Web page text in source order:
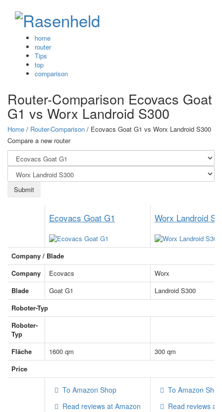
home
router
Tips
top
comparison
Router-Comparison Ecovacs Goat
G1 vs Worx Landroid S300
Home / Router-Comparison / Ecovacs Goat G1 vs Worx Landroid S300
Compare a new router
Ecovacs Goat G1 Worx Landroid
Company / Blade
Company
Ecovacs
Worx
Blade
Goat G1
Landroid S300
Roboter-Typ
Roboter-
Typ
Fläche 1600 qm
300 qm
Price
To Amazon Shop
Read reviews at Amazon
To Amazon Shop
Read reviews at